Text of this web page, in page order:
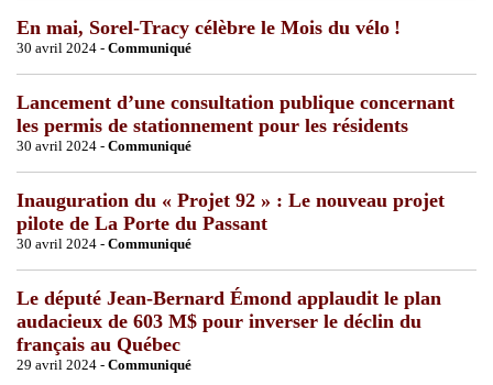
En mai, Sorel-Tracy célèbre le Mois du vélo !
30 avril 2024 - Communiqué
Lancement d’une consultation publique concernant
les permis de stationnement pour les résidents
30 avril 2024 - Communiqué
Inauguration du « Projet 92 » : Le nouveau projet
pilote de La Porte du Passant
30 avril 2024 - Communiqué
Le député Jean-Bernard Émond applaudit le plan
audacieux de 603 M$ pour inverser le déclin du
français au Québec
29 avril 2024 - Communiqué